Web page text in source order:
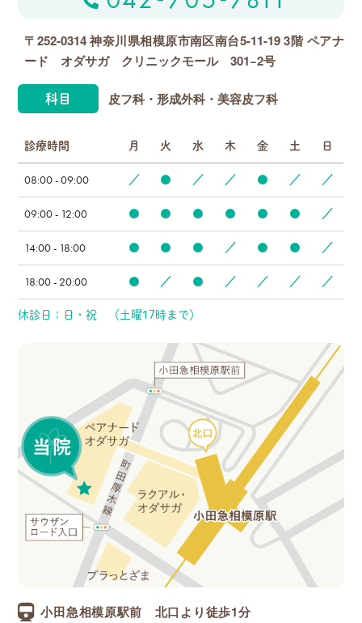
〒252-0314 神奈川県相模原市南区南台5-11-19 3階ペアナ
ード オダサガ クリニックモール 301−2号
科目 皮フ科・形成外科・美容皮フ科
診療時間 月 火 水 木 金 土 日
08:00 - 09:00 ／ ● ／ ／ ● ／ ／
09:00 - 12:00 ● ● ● ● ● ● ／
14:00 - 18:00 ● ● ● ／ ● ● ／
18:00 - 20:00 ● ／ ● ／ ／ ／ ／
休診日：日・祝 （土曜17時まで）
小田急相模原駅前 北口より徒歩1分